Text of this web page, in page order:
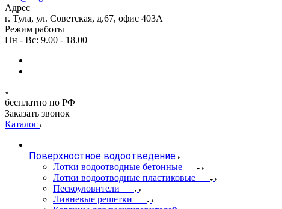
Адрес
г. Тула, ул. Советская, д.67, офис 403А
Режим работы
Пн - Вс: 9.00 - 18.00
бесплатно по РФ
Заказать звонок
Каталог
Поверхностное водоотведение
Лотки водоотводные бетонные
Лотки водоотводные пластиковые
Пескоуловители
Ливневые решетки